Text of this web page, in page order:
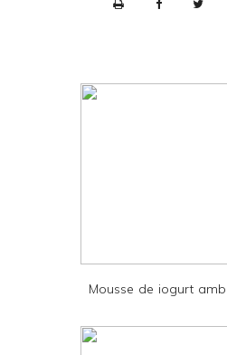
n
d
Mousse de iogurt amb